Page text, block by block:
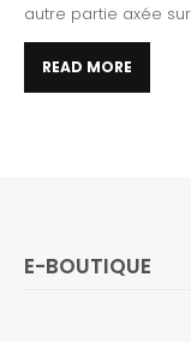
autre partie axée
READ MORE
E-BOUTIQUE